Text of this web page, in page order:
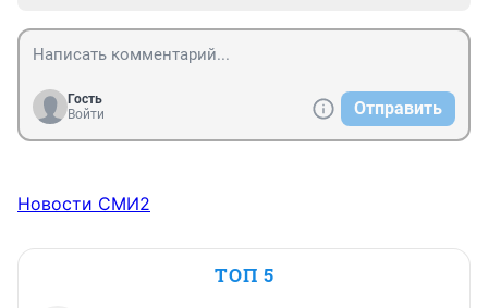
Гость
Войти
Отправить
Новости СМИ2
ТОП 5